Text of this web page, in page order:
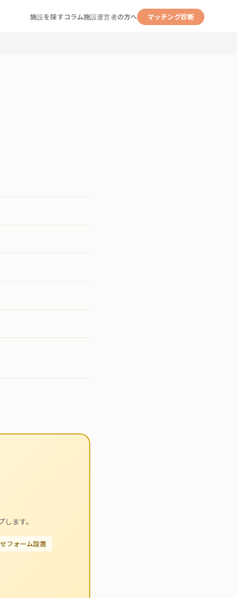
施設を探すコラム施設運営者の方へ マッチング診断
ます。
フォーム設置